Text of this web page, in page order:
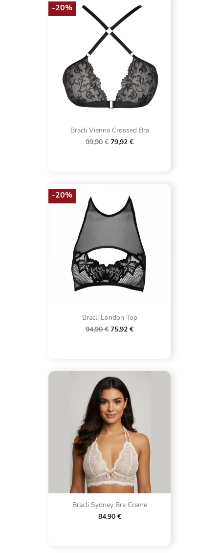
Bracli Vienna Crossed Bra
99,90 € 79,92 €
-20%
Bracli London Top
94,90 € 75,92 €
-20%
Bracli Sydney Bra Creme
84,90 €